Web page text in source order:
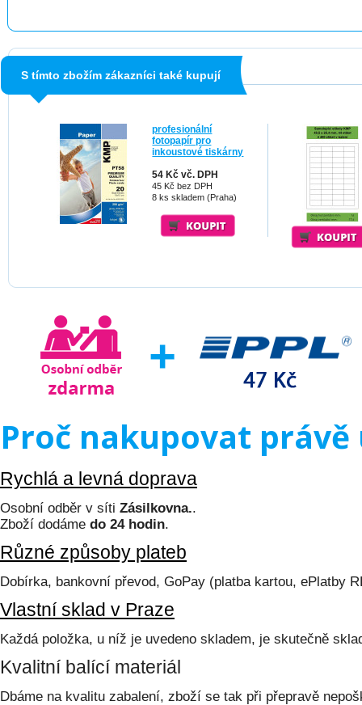
S tímto zbožím zákazníci také kupují
profesionální
fotopapír pro
inkoustové tiskárny
54 Kč vč. DPH
45 Kč bez DPH
8 ks skladem (Praha)
Proč nakupovat právě
Rychlá a levná doprava
Osobní odběr v síti Zásilkovna..
Zboží dodáme do 24 hodin.
Různé způsoby plateb
Dobírka, bankovní převod, GoPay (platba kartou, ePlatby
Vlastní sklad v Praze
Každá položka, u níž je uvedeno skladem, je skutečně
Kvalitní balící materiál
Dbáme na kvalitu zabalení, zboží se tak při přepravě